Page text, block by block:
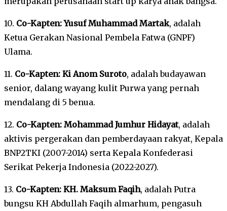
10. Co-Kapten: Yusuf Muhammad Martak, adalah
Ketua Gerakan Nasional Pembela Fatwa (GNPF)
Ulama.
11. Co-Kapten: Ki Anom Suroto, adalah budayawan
senior, dalang wayang kulit Purwa yang pernah
mendalang di 5 benua.
12. Co-Kapten: Mohammad Jumhur Hidayat, adalah
aktivis pergerakan dan pemberdayaan rakyat, Kepala
BNP2TKI (2007-2014) serta Kepala Konfederasi
Serikat Pekerja Indonesia (2022-2027).
13. Co-Kapten: KH. Maksum Faqih, adalah Putra
bungsu KH Abdullah Faqih almarhum, pengasuh